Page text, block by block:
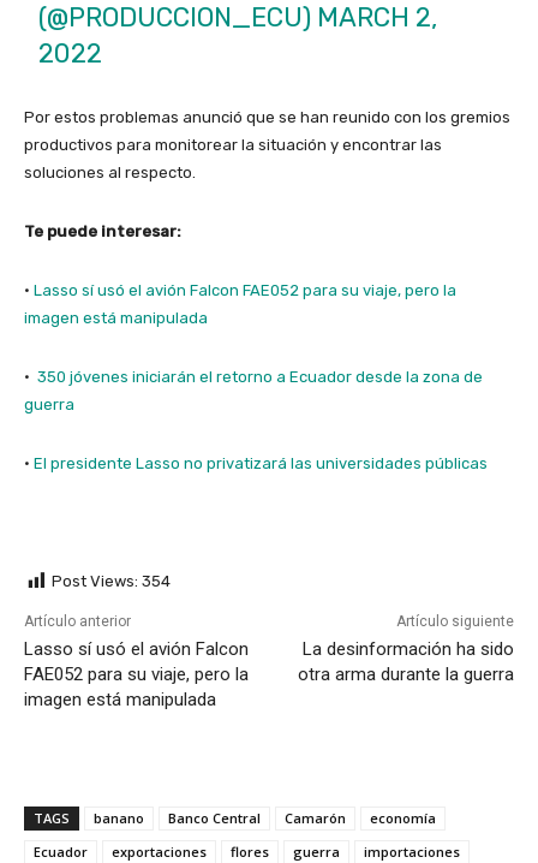
(@PRODUCCION_ECU) MARCH 2,
2022
Por estos problemas anunció que se han reunido con los gremios
productivos para monitorear la situación y encontrar las
soluciones al respecto.
Te puede interesar:
· Lasso sí usó el avión Falcon FAE052 para su viaje, pero la
imagen está manipulada
· 350 jóvenes iniciarán el retorno a Ecuador desde la zona de
guerra
· El presidente Lasso no privatizará las universidades públicas
Post Views: 354
Artículo anterior
Lasso sí usó el avión Falcon
FAE052 para su viaje, pero la
imagen está manipulada
Artículo siguiente
La desinformación ha sido
otra arma durante la guerra
TAGS banano Banco Central Camarón
economía
Ecuador
exportaciones flores guerra
importaciones